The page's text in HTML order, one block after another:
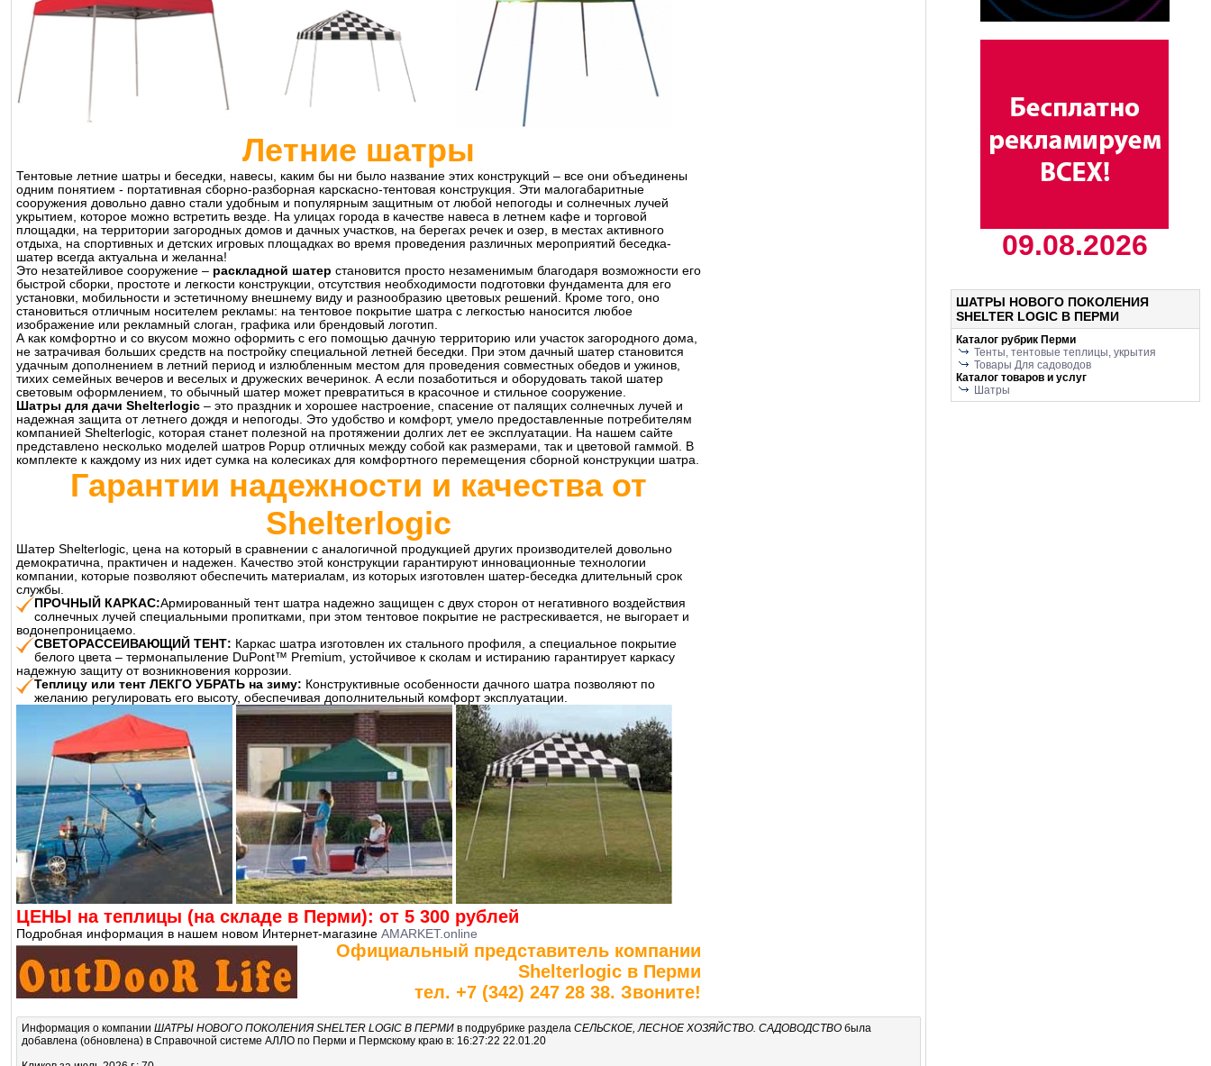
Летние шатры
Тентовые летние шатры и беседки, навесы, каким бы ни было название этих конструкций – все они объединены
одним понятием - портативная сборно-разборная карскасно-тентовая конструкция. Эти малогабаритные
сооружения довольно давно стали удобным и популярным защитным от любой непогоды и солнечных лучей
укрытием, которое можно встретить везде. На улицах города в качестве навеса в летнем кафе и торговой
площадки, на территории загородных домов и дачных участков, на берегах речек и озер, в местах активного
отдыха, на спортивных и детских игровых площадках во время проведения различных мероприятий беседка-
шатер всегда актуальна и желанна!
Это незатейливое сооружение – раскладной шатер становится просто незаменимым благодаря возможности его
быстрой сборки, простоте и легкости конструкции, отсутствия необходимости подготовки фундамента для его
установки, мобильности и эстетичному внешнему виду и разнообразию цветовых решений. Кроме того, оно
становиться отличным носителем рекламы: на тентовое покрытие шатра с легкостью наносится любое
изображение или рекламный слоган, графика или брендовый логотип.
А как комфортно и со вкусом можно оформить с его помощью дачную территорию или участок загородного дома,
не затрачивая больших средств на постройку специальной летней беседки. При этом дачный шатер становится
удачным дополнением в летний период и излюбленным местом для проведения совместных обедов и ужинов,
тихих семейных вечеров и веселых и дружеских вечеринок. А если позаботиться и оборудовать такой шатер
световым оформлением, то обычный шатер может превратиться в красочное и стильное сооружение.
Шатры для дачи Shelterlogic – это праздник и хорошее настроение, спасение от палящих солнечных лучей и
надежная защита от летнего дождя и непогоды. Это удобство и комфорт, умело предоставленные потребителям
компанией Shelterlogic, которая станет полезной на протяжении долгих лет ее эксплуатации. На нашем сайте
представлено несколько моделей шатров Popup отличных между собой как размерами, так и цветовой гаммой. В
комплекте к каждому из них идет сумка на колесиках для комфортного перемещения сборной конструкции шатра.
Гарантии надежности и качества от
Shelterlogic
Шатер Shelterlogic, цена на который в сравнении с аналогичной продукцией других производителей довольно
демократична, практичен и надежен. Качество этой конструкции гарантируют инновационные технологии
компании, которые позволяют обеспечить материалам, из которых изготовлен шатер-беседка длительный срок
службы.
ПРОЧНЫЙ КАРКАС:Армированный тент шатра надежно защищен с двух сторон от негативного воздействия
солнечных лучей специальными пропитками, при этом тентовое покрытие не растрескивается, не выгорает и
водонепроницаемо.
СВЕТОРАССЕИВАЮЩИЙ ТЕНТ: Каркас шатра изготовлен их стального профиля, а специальное покрытие
белого цвета – термонапыление DuPont™ Premium, устойчивое к сколам и истиранию гарантирует каркасу
надежную защиту от возникновения коррозии.
Теплицу или тент ЛЕКГО УБРАТЬ на зиму: Конструктивные особенности дачного шатра позволяют по
желанию регулировать его высоту, обеспечивая дополнительный комфорт эксплуатации.
ЦЕНЫ на теплицы (на складе в Перми): от 5 300 рублей
Подробная информация в нашем новом Интернет-магазине AMARKET.online
Официальный представитель компании
Shelterlogic в Перми
тел. +7 (342) 247 28 38. Звоните!
Информация о компании ШАТРЫ НОВОГО ПОКОЛЕНИЯ SHELTER LOGIC В ПЕРМИ в подрубрике раздела СЕЛЬСКОЕ, ЛЕСНОЕ ХОЗЯЙСТВО. САДОВОДСТВО была
добавлена (обновлена) в Справочной системе АЛЛО по Перми и Пермскому краю в: 16:27:22 22.01.20
09.08.2026
ШАТРЫ НОВОГО ПОКОЛЕНИЯ
SHELTER LOGIC В ПЕРМИ
Каталог рубрик Перми
Тенты, тентовые теплицы, укрытия
Товары Для садоводов
Каталог товаров и услуг
Шатры